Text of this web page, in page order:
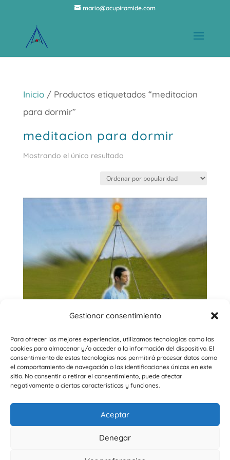
Gestionar consentimiento
Para ofrecer las mejores experiencias, utilizamos tecnologías como las
cookies para almacenar y/o acceder a la información del dispositivo. El
consentimiento de estas tecnologías nos permitirá procesar datos como
el comportamiento de navegación o las identificaciones únicas en este
sitio. No consentir o retirar el consentimiento, puede afectar
negativamente a ciertas características y funciones.
Aceptar
Denegar
mario@acupiramide.com
Inicio/ Productos etiquetados “meditacion
para dormir”
meditacion para dormir
Mostrando el único resultado
Términos y condiciones